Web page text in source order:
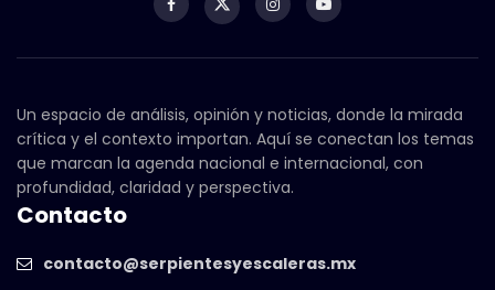
Un espacio de análisis, opinión y noticias, donde la mirada
crítica y el contexto importan. Aquí se conectan los temas
que marcan la agenda nacional e internacional, con
profundidad, claridad y perspectiva.
Contacto
contacto@serpientesyescaleras.mx